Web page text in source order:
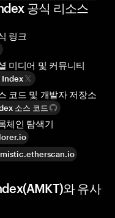
공식 리소스
링크
미디어 및 커뮤니티
Index
코드 및 개발자 저장소
소스 코드
체인 탐색기
와 유사